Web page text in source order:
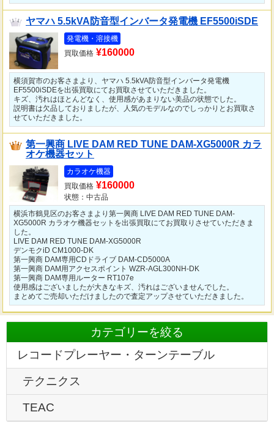
ヤマハ 5.5kVA防音型インバータ発電機 EF5500iSDE
発電機・溶接機
買取価格 ¥160000
横須賀市のお客さまより、ヤマハ 5.5kVA防音型インバータ発電機
EF5500iSDEを出張買取にてお買取させていただきました。
キズ、汚れはほとんどなく、使用感があまりない美品の状態でした。
説明書は欠品しておりましたが、人気のモデルなのでしっかりとお買取さ
せていただきました。
第一興商 LIVE DAM RED TUNE DAM-XG5000R カラ
オケ機器セット
カラオケ機器
買取価格 ¥160000
状態：中古品
横浜市鶴見区のお客さまより第一興商 LIVE DAM RED TUNE DAM-
XG5000R カラオケ機器セットを出張買取にてお買取りさせていただきま
した。
LIVE DAM RED TUNE DAM-XG5000R
デンモクiD CM1000-DK
第一興商 DAM専用CDドライブ DAM-CD5000A
第一興商 DAM用アクセスポイント WZR-AGL300NH-DK
第一興商 DAM専用ルーター RT107e
使用感はございましたが大きなキズ、汚れはございませんでした。
まとめてご売却いただけましたので査定アップさせていただきました。
カテゴリーを絞る
レコードプレーヤー・ターンテーブル
テクニクス
TEAC